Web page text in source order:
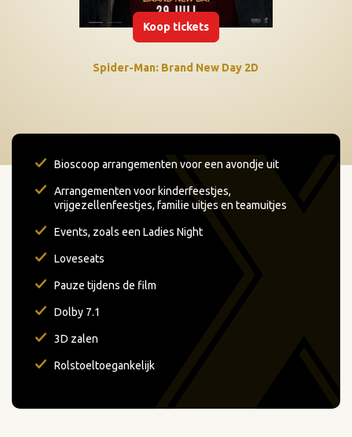
Koop tickets
Spider-Man: Brand New Day 2D
Bioscoop arrangementen voor een avondje uit
Arrangementen voor kinderfeestjes,
vrijgezellenfeestjes, familie uitjes en teamuitjes
Events, zoals een Ladies Night
Loveseats
Pauze tijdens de film
Dolby 7.1
3D zalen
Rolstoeltoegankelijk